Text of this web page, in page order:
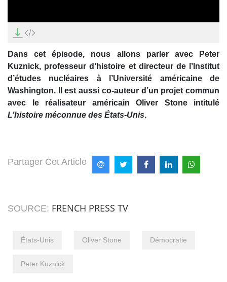
seconds
0
seconds
Dans cet épisode, nous allons parler avec Peter
Kuznick, professeur d’histoire et directeur de l’Institut
d’études nucléaires à l’Université américaine de
Washington. Il est aussi co-auteur d’un projet commun
avec le réalisateur américain Oliver Stone intitulé
L’histoire méconnue des États-Unis.
Partager Cet Article
SOURCE: FRENCH PRESS TV
États-Unis Oliver Stone Démocratie
Peter Kuznick